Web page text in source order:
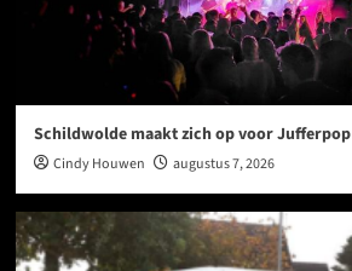
Schildwolde maakt zich op voor Jufferpop
Cindy Houwen augustus 7, 2026